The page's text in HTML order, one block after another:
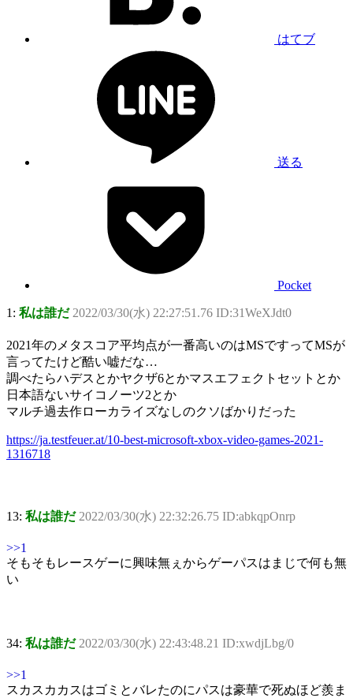
はてブ
送る
Pocket
1: 私は誰だ 2022/03/30(水) 22:27:51.76 ID:31WeXJdt0
2021年のメタスコア平均点が一番高いのはMSですってMSが
言ってたけど酷い嘘だな…
調べたらハデスとかヤクザ6とかマスエフェクトセットとか
日本語ないサイコノーツ2とか
マルチ過去作ローカライズなしのクソばかりだった
https://ja.testfeuer.at/10-best-microsoft-xbox-video-games-2021-
1316718
13: 私は誰だ 2022/03/30(水) 22:32:26.75 ID:abkqpOnrp
>>1
そもそもレースゲーに興味無ぇからゲーパスはまじで何も無
い
34: 私は誰だ 2022/03/30(水) 22:43:48.21 ID:xwdjLbg/0
>>1
スカスカカスはゴミとバレたのにパスは豪華で死ぬほど羨ま